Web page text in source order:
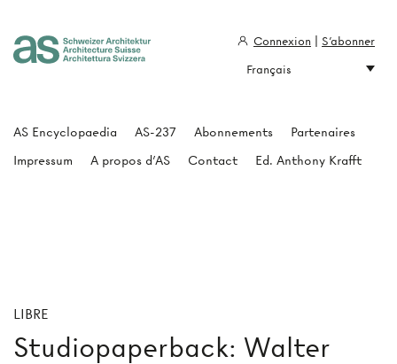
LIBRE
Studiopaperback: Walter
AS Encyclopaedia AS-237 Abonnements
Partenaires
Impressum
A propos d'AS Contact Ed. Anthony Krafft
Connexion
S'abonner
Français